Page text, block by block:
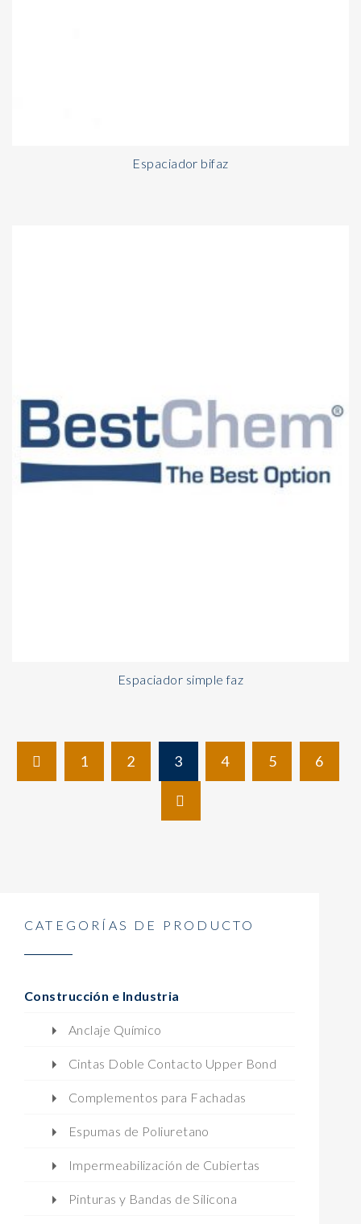
Espaciador bifaz
Espaciador simple faz
1 2 3 4 5 6
CATEGORÍAS DE PRODUCTO
Construcción e Industria
Anclaje Químico
Cintas Doble Contacto Upper Bond
Complementos para Fachadas
Espumas de Poliuretano
Impermeabilización de Cubiertas
Pinturas y Bandas de Silicona